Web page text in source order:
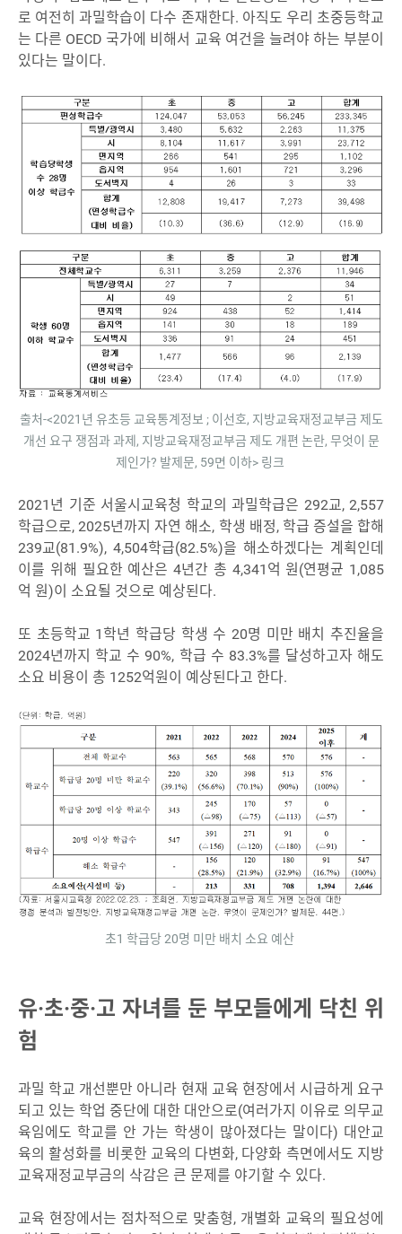
로 여전히 과밀학습이 다수 존재한다. 아직도 우리 초중등학교
는 다른 OECD 국가에 비해서 교육 여건을 늘려야 하는 부분이
있다는 말이다.
출처-<2021년 유초등 교육통계정보 ; 이선호, 지방교육재정교부금 제도
개선 요구 쟁점과 과제, 지방교육재정교부금 제도 개편 논란, 무엇이 문
제인가? 발제문, 59면 이하> 링크
2021년 기준 서울시교육청 학교의 과밀학급은 292교, 2,557
학급으로, 2025년까지 자연 해소, 학생 배정, 학급 증설을 합해
239교(81.9%), 4,504학급(82.5%)을 해소하겠다는 계획인데
이를 위해 필요한 예산은 4년간 총 4,341억 원(연평균 1,085
억 원)이 소요될 것으로 예상된다.
또 초등학교 1학년 학급당 학생 수 20명 미만 배치 추진율을
2024년까지 학교 수 90%, 학급 수 83.3%를 달성하고자 해도
소요 비용이 총 1252억원이 예상된다고 한다.
초1 학급당 20명 미만 배치 소요 예산
유·초·중·고 자녀를 둔 부모들에게 닥친 위
험
과밀 학교 개선뿐만 아니라 현재 교육 현장에서 시급하게 요구
되고 있는 학업 중단에 대한 대안으로(여러가지 이유로 의무교
육임에도 학교를 안 가는 학생이 많아졌다는 말이다) 대안교
육의 활성화를 비롯한 교육의 다변화, 다양화 측면에서도 지방
교육재정교부금의 삭감은 큰 문제를 야기할 수 있다.
교육 현장에서는 점차적으로 맞춤형, 개별화 교육의 필요성에